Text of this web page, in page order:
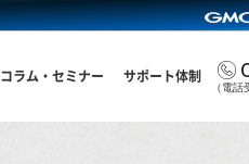
コラム・セミナー サポート体制
（電